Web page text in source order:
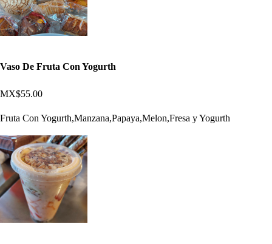
Vaso De Fruta Con Yogurth
MX$55.00
Fruta Con Yogurth,Manzana,Papaya,Melon,Fresa y Yogurth